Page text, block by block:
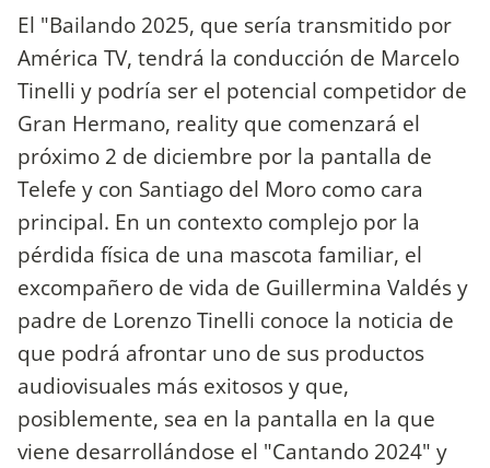
El "Bailando 2025, que sería transmitido por
América TV, tendrá la conducción de Marcelo
Tinelli y podría ser el potencial competidor de
Gran Hermano, reality que comenzará el
próximo 2 de diciembre por la pantalla de
Telefe y con Santiago del Moro como cara
principal. En un contexto complejo por la
pérdida física de una mascota familiar, el
excompañero de vida de Guillermina Valdés y
padre de Lorenzo Tinelli conoce la noticia de
que podrá afrontar uno de sus productos
audiovisuales más exitosos y que,
posiblemente, sea en la pantalla en la que
viene desarrollándose el "Cantando 2024" y